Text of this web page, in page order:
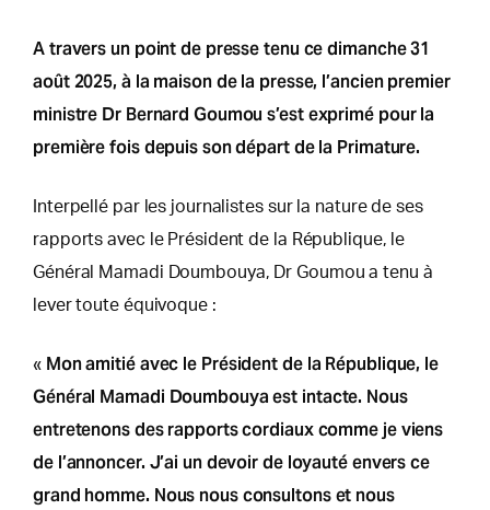
A travers un point de presse tenu ce dimanche 31
août 2025, à la maison de la presse, l’ancien premier
ministre Dr Bernard Goumou s’est exprimé pour la
première fois depuis son départ de la Primature.
Interpellé par les journalistes sur la nature de ses
rapports avec le Président de la République, le
Général Mamadi Doumbouya, Dr Goumou a tenu à
lever toute équivoque :
« Mon amitié avec le Président de la République, le
Général Mamadi Doumbouya est intacte. Nous
entretenons des rapports cordiaux comme je viens
de l’annoncer. J’ai un devoir de loyauté envers ce
grand homme. Nous nous consultons et nous